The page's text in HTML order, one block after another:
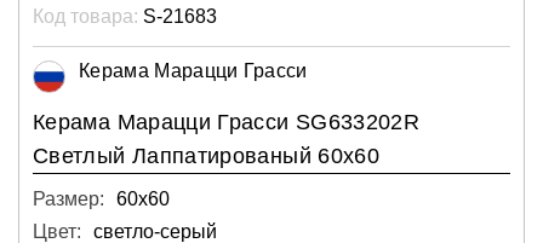
Код товара: S-21683
Керама Марацци Грасси
Керама Марацци Грасси SG633202R
Светлый Лаппатированый 60х60
Размер:
60х60
Цвет:
светло-серый